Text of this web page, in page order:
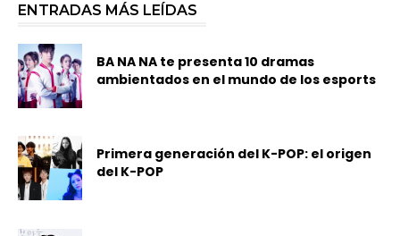
ENTRADAS MÁS LEÍDAS
BA NA NA te presenta 10 dramas
ambientados en el mundo de los esports
Primera generación del K-POP: el origen
del K-POP